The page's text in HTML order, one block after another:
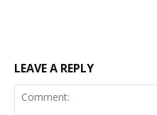
LEAVE A REPLY